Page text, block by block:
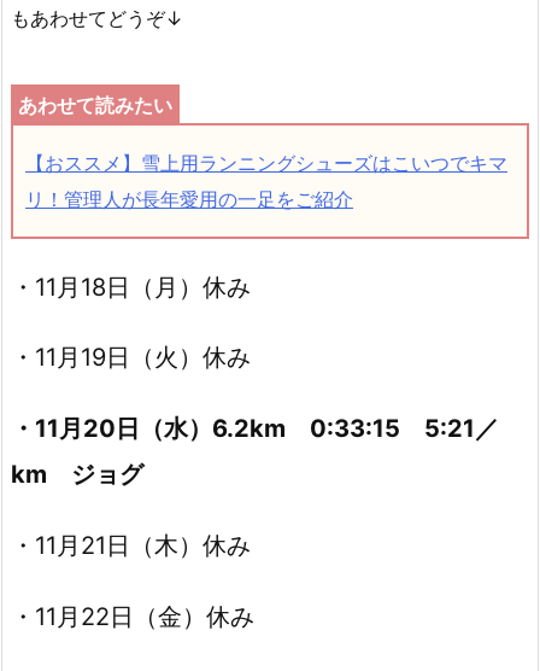
もあわせてどうぞ↓
【おススメ】雪上用ランニングシューズはこいつでキマ
リ！管理人が長年愛用の一足をご紹介
・11月18日（月）休み
・11月19日（火）休み
・11月20日（水）6.2km 0:33:15 5:21／
km ジョグ
・11月21日（木）休み
・11月22日（金）休み